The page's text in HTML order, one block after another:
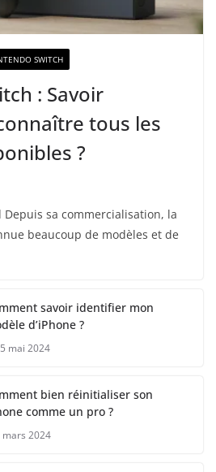
SWITCH
: Savoir
tous les
?
Depuis sa commercialisation, la
beaucoup de modèles et de
savoir identifier mon
d’iPhone ?
mai 2024
bien réinitialiser son
comme un pro ?
mars 2024